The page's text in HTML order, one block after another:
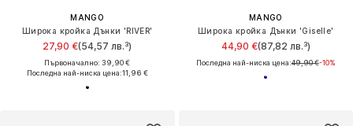
MANGO
Широка кройка Дънки 'RIVER'
27,90 €(54,57 лв.³)
Първоначално: 39,90 €
Последна най-ниска цена:11,96 €
MANGO
Широка кройка Дънки 'Giselle'
44,90 €(87,82 лв.³)
Последна най-ниска цена:49,90 €-10%